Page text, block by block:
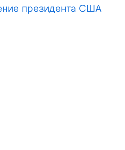
президента США